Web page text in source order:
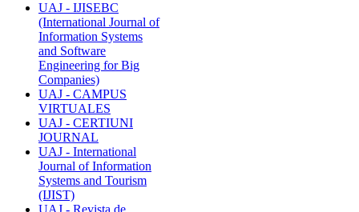
UAJ - IJISEBC
(International Journal of
Information Systems
and Software
Engineering for Big
Companies)
UAJ - CAMPUS
VIRTUALES
UAJ - CERTIUNI
JOURNAL
UAJ - International
Journal of Information
Systems and Tourism
(IJIST)